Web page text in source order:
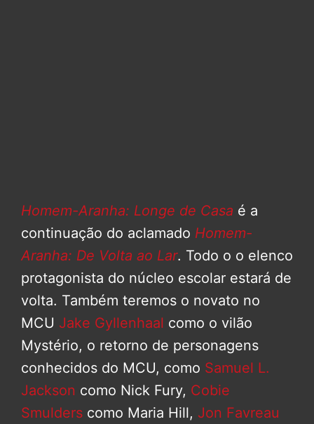
Homem-Aranha: Longe de Casa é a
continuação do aclamado Homem-
Aranha: De Volta ao Lar. Todo o o elenco
protagonista do núcleo escolar estará de
volta. Também teremos o novato no
MCU Jake Gyllenhaal como o vilão
Mystério, o retorno de personagens
conhecidos do MCU, como Samuel L.
Jackson como Nick Fury, Cobie
Smulders como Maria Hill, Jon Favreau